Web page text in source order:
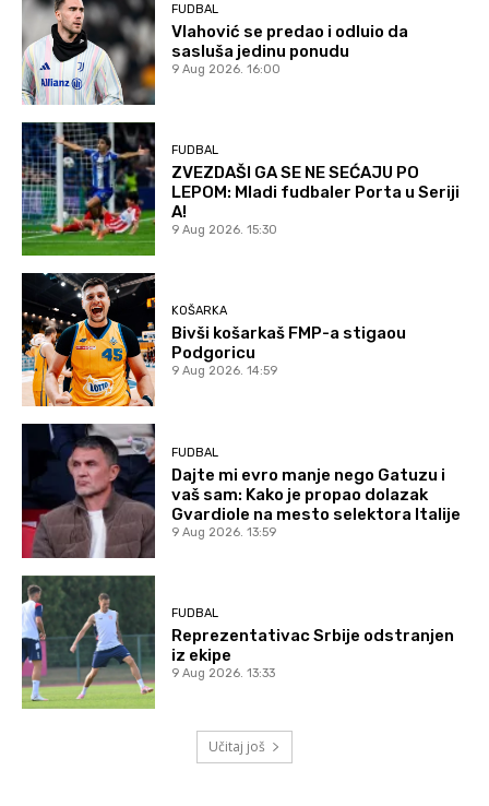
FUDBAL
Vlahović se predao i odluio da
sasluša jedinu ponudu
9 Aug 2026. 16:00
FUDBAL
ZVEZDAŠI GA SE NE SEĆAJU PO
LEPOM: Mladi fudbaler Porta u Seriji
A!
9 Aug 2026. 15:30
KOŠARKA
Bivši košarkaš FMP-a stigaou
Podgoricu
9 Aug 2026. 14:59
FUDBAL
Dajte mi evro manje nego Gatuzu i
vaš sam: Kako je propao dolazak
Gvardiole na mesto selektora Italije
9 Aug 2026. 13:59
FUDBAL
Reprezentativac Srbije odstranjen
iz ekipe
9 Aug 2026. 13:33
Učitaj još